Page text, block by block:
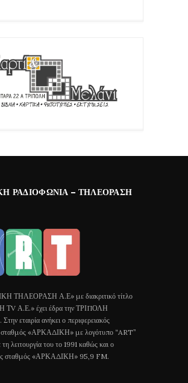
ΡΑΔΙΟΦΩΝΊΑ – ΤΗΛΕΌΡΑΣΗ
ΤΗΛΕΟΡΑΣΗ Α.Ε» με διακριτικό τίτλο
Α.Ε.» έχει έδρα την ΤΡΙΠΟΛΗ
εταιρία ανήκει ο περιφερειακός
σταθμός «ΑΡΚΑΔΙΚΗ» με λογότυπο “ART”
τη λειτουργία του το 1991 καθώς και ο
σταθμός «ΑΡΚΑΔΙΚΗ» 95,9 FM.